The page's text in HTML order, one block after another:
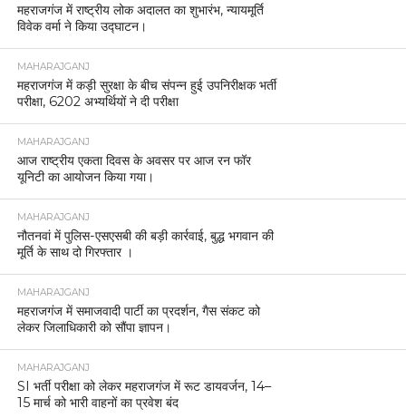
महराजगंज में राष्ट्रीय लोक अदालत का शुभारंभ, न्यायमूर्ति
विवेक वर्मा ने किया उद्घाटन।
MAHARAJGANJ
महराजगंज में कड़ी सुरक्षा के बीच संपन्न हुई उपनिरीक्षक भर्ती
परीक्षा, 6202 अभ्यर्थियों ने दी परीक्षा
MAHARAJGANJ
आज राष्ट्रीय एकता दिवस के अवसर पर आज रन फॉर
यूनिटी का आयोजन किया गया।
MAHARAJGANJ
नौतनवां में पुलिस-एसएसबी की बड़ी कार्रवाई, बुद्ध भगवान की
मूर्ति के साथ दो गिरफ्तार ।
MAHARAJGANJ
महराजगंज में समाजवादी पार्टी का प्रदर्शन, गैस संकट को
लेकर जिलाधिकारी को सौंपा ज्ञापन।
MAHARAJGANJ
SI भर्ती परीक्षा को लेकर महराजगंज में रूट डायवर्जन, 14–
15 मार्च को भारी वाहनों का प्रवेश बंद